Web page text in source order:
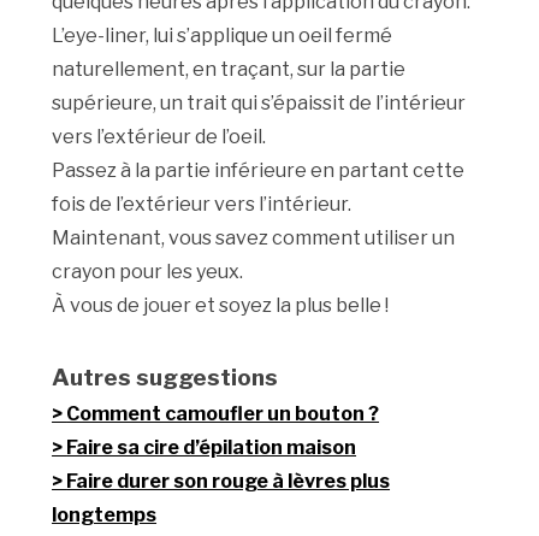
L’eye-liner, lui s’applique un oeil fermé
naturellement, en traçant, sur la partie
supérieure, un trait qui s’épaissit de l’intérieur
vers l’extérieur de l’oeil.
Passez à la partie inférieure en partant cette
fois de l’extérieur vers l’intérieur.
Maintenant, vous savez comment utiliser un
crayon pour les yeux.
À vous de jouer et soyez la plus belle !
Autres suggestions
Comment camoufler un bouton ?
Faire sa cire d’épilation maison
Faire durer son rouge à lèvres plus
longtemps